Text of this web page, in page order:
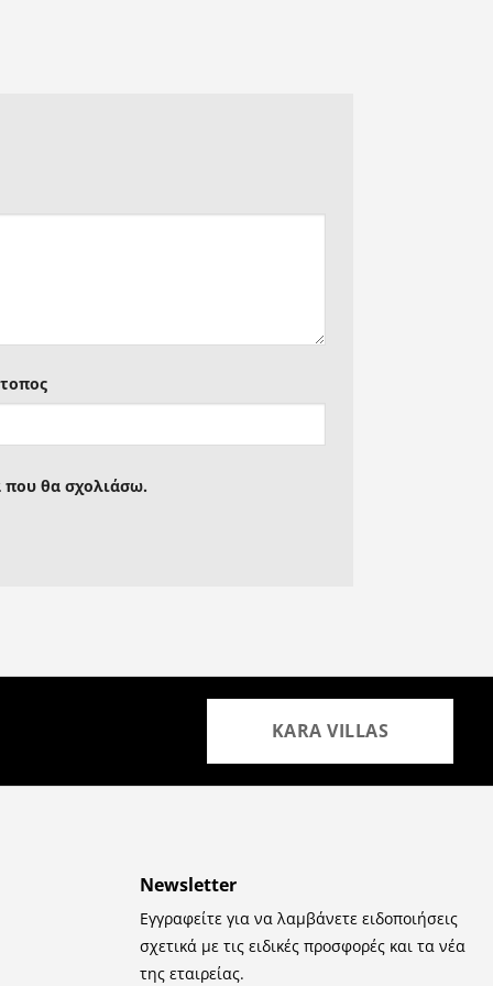
που θα σχολιάσω.
KARA VILLAS
Newsletter
Εγγραφείτε για να λαμβάνετε ειδοποιήσεις
σχετικά με τις ειδικές προσφορές και τα νέα
της εταιρείας.